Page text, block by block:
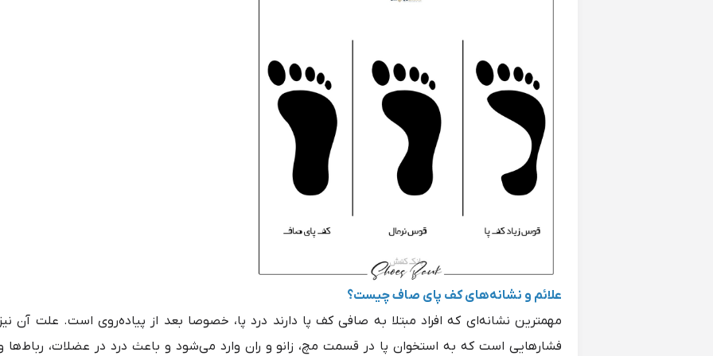
علائم و نشانه‌های کف پای صاف چیست؟
مهمترین نشانه‌ای که افراد مبتلا به صافی کف پا دارند درد پا، خصوصا بعد از پیاده‌روی است. علت آن
فشارهایی است که به استخوان پا در قسمت مچ، زانو و ران وارد می‌شود و باعث درد در عضلات، رباط‌ها